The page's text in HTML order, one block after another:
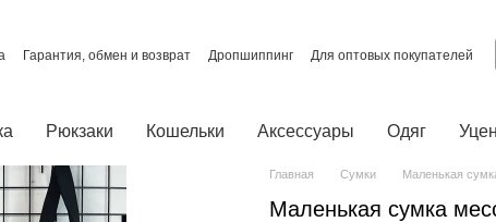
Гарантия, обмен и возврат Дропшиппинг
Для оптовых покупателей
Рюкзаки Кошельки Аксессуары Одяг
Главная Сумки Маленькая
Маленькая сумка